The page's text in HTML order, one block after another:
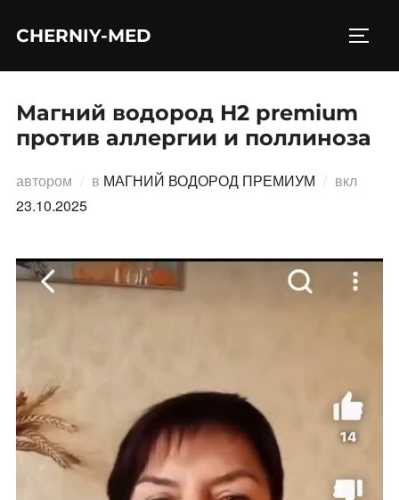
CHERNIY-MED
Магний водород H2 premium
против аллергии и поллиноза
автором в МАГНИЙ ВОДОРОД ПРЕМИУМ вкл
23.10.2025